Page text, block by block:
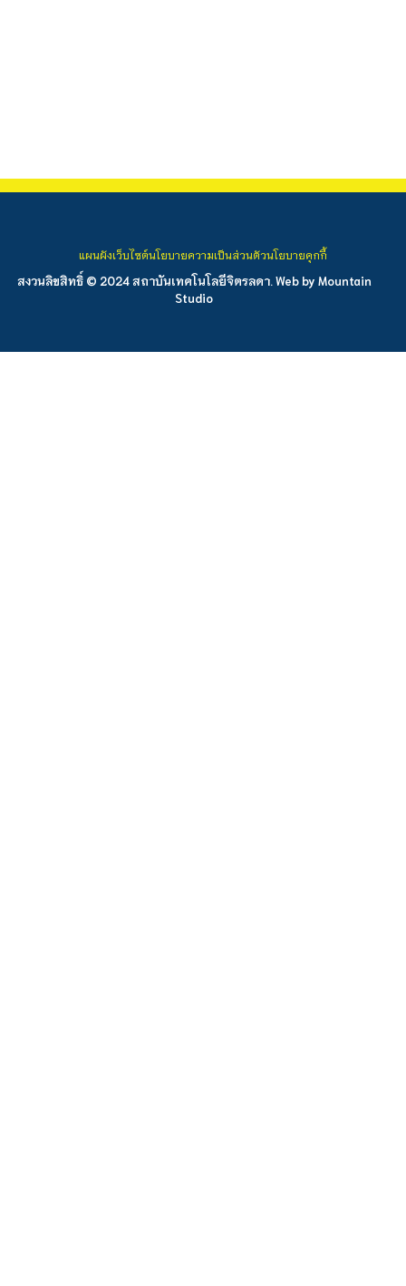
สงวนลิขสิทธิ์ © 2024 สถาบันเทคโนโลยีจิตรลดา. Web by Mountain
Studio
แผนผังเว็บไซต์นโยบายความเป็นส่วนตัวนโยบายคุกกี้